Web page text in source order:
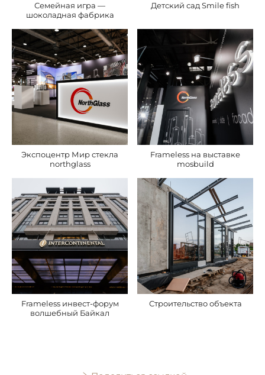
Семейная игра —
шоколадная фабрика
Детский сад Smile fish
Экспоцентр Мир стекла
northglass
Frameless на выставке
mosbuild
Frameless инвест-форум
волшебный Байкал
Строительство объекта